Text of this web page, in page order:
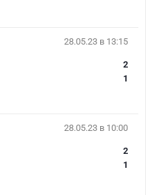
28.05.23 в 13:15
2
1
28.05.23 в 10:00
2
1